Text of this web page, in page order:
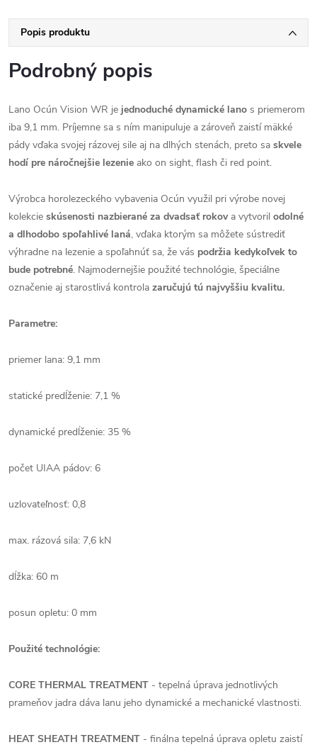
Popis produktu
Podrobný popis
Lano Ocún Vision WR je jednoduché dynamické lano s priemerom
iba 9,1 mm. Príjemne sa s ním manipuluje a zároveň zaistí mäkké
pády vďaka svojej rázovej sile aj na dlhých stenách, preto sa skvele
hodí pre náročnejšie lezenie ako on sight, flash či red point.
Výrobca horolezeckého vybavenia Ocún využil pri výrobe novej
kolekcie skúsenosti nazbierané za dvadsať rokova vytvoril odolné
a dlhodobo spoľahlivé laná, vďaka ktorým sa môžete sústrediť
výhradne na lezenie a spoľahnúť sa, že vás podržia kedykoľvek to
bude potrebné. Najmodernejšie použité technológie, špeciálne
označenie aj starostlivá kontrola zaručujú tú najvyššiu kvalitu.
Parametre:
priemer lana: 9,1 mm
statické predĺženie: 7,1 %
dynamické predĺženie: 35 %
počet UIAA pádov: 6
uzlovateľnosť: 0,8
max. rázová sila: 7,6 kN
dĺžka: 60 m
posun opletu: 0 mm
Použité technológie:
CORE THERMAL TREATMENT - tepelná úprava jednotlivých
prameňov jadra dáva lanu jeho dynamické a mechanické vlastnosti.
HEAT SHEATH TREATMENT - finálna tepelná úprava opletu zaistí